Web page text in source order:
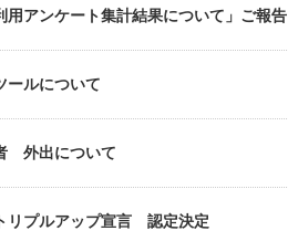
用アンケート集計結果について」ご報告
ールについて
外出について
プルアップ宣言 認定決定